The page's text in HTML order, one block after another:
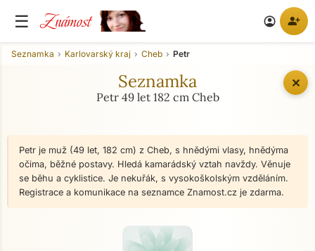
☰ Známost account_circle person_add
✕
Seznamka Karlovarský kraj Cheb Petr
Seznamka
Petr 49 let 182 cm Cheb
Petr je muž (49 let, 182 cm) z Cheb, s hnědými vlasy, hnědýma
očima, běžné postavy. Hledá kamarádský vztah navždy. Věnuje
se běhu a cyklistice. Je nekuřák, s vysokoškolským vzděláním.
Registrace a komunikace na seznamce Znamost.cz je zdarma.